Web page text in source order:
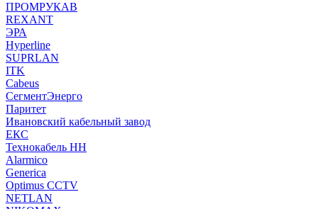
ПРОМРУКАВ
REXANT
ЭРА
Hyperline
SUPRLAN
ITK
Cabeus
СегментЭнерго
Паритет
Ивановский кабельный завод
ЕКС
Технокабель НН
Alarmico
Generica
Optimus CCTV
NETLAN